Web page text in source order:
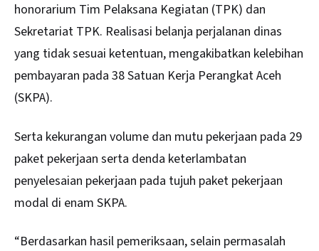
honorarium Tim Pelaksana Kegiatan (TPK) dan
Sekretariat TPK. Realisasi belanja perjalanan dinas
yang tidak sesuai ketentuan, mengakibatkan kelebihan
pembayaran pada 38 Satuan Kerja Perangkat Aceh
(SKPA).
Serta kekurangan volume dan mutu pekerjaan pada 29
paket pekerjaan serta denda keterlambatan
penyelesaian pekerjaan pada tujuh paket pekerjaan
modal di enam SKPA.
“Berdasarkan hasil pemeriksaan, selain permasalah